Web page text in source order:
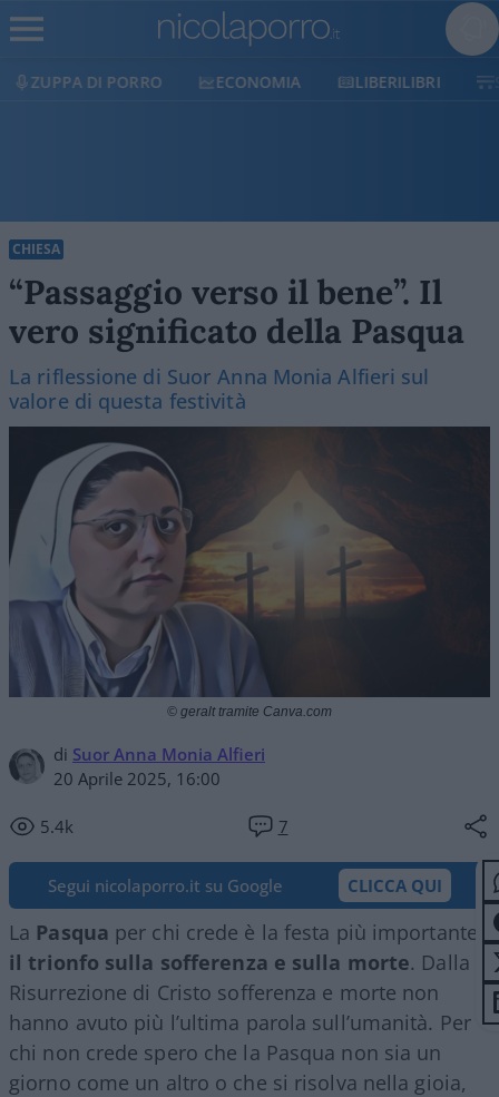
ECONOMIA LIBERILIBRI SHOP SOSTIENICI
CHIESA
“Passaggio verso il bene”. Il
vero significato della Pasqua
La riflessione di Suor Anna Monia Alfieri sul
valore di questa festività
di Suor Anna Monia Alfieri
20 Aprile 2025, 16:00
5.4k 7
© geralt tramite Canva.com
Segui nicolaporro.it su Google CLICCA QUI
La Pasqua per chi crede è la festa più importante:
il trionfo sulla sofferenza e sulla morte. Dalla
Risurrezione di Cristo sofferenza e morte non
hanno avuto più l’ultima parola sull’umanità. Per
chi non crede spero che la Pasqua non sia un
giorno come un altro o che si risolva nella gioia,